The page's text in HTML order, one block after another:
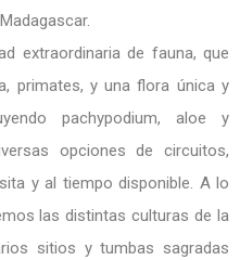
extraordinaria de fauna, que
primates, y una flora única y
pachypodium, aloe y
opciones de circuitos,
y al tiempo disponible. A lo
las distintas culturas de la
sitios y tumbas sagradas